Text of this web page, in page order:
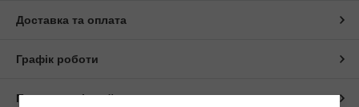
Доставка та оплата
Графік роботи
Повна версія сайту